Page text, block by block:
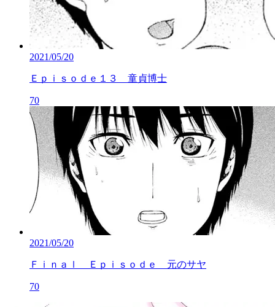
2021/05/20
Ｅｐｉｓｏｄｅ１３ 童貞博士
70
2021/05/20
Ｆｉｎａｌ Ｅｐｉｓｏｄｅ 元のサヤ
70